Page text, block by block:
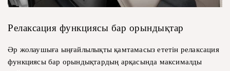
Релаксация функциясы бар орындықтар
Әр жолаушыға ыңғайлылықты қамтамасыз ететін релаксация
функциясы бар орындықтардың арқасында максималды